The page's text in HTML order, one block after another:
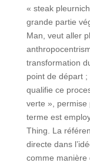
« steak
grande partie
Man, veut aller
transformation
point de départ
qualifie ce
verte », permise
terme est
Thing. La
directe dans
comme manière